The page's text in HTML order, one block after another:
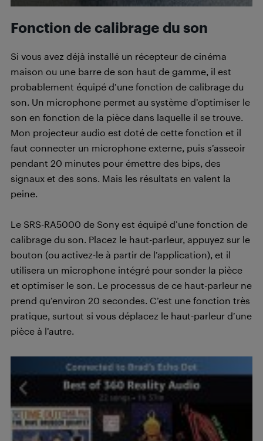
Fonction de calibrage du son
Si vous avez déjà installé un récepteur de cinéma
maison ou une barre de son haut de gamme, il est
probablement équipé d’une fonction de calibrage du
son. Un microphone permet au système d’optimiser le
son en fonction de la pièce dans laquelle il se trouve.
Mon projecteur audio est doté de cette fonction et il
faut connecter un microphone externe, puis s’asseoir
pendant 20 minutes pour émettre des bips, des
signaux et des sons. Mais les résultats en valent la
peine.
Le SRS-RA5000 de Sony est équipé d’une fonction de
calibrage du son. Placez le haut-parleur, appuyez sur le
bouton (ou activez-le à partir de l’application), et il
utilisera un microphone intégré pour sonder la pièce
et optimiser le son. Le processus de ce haut-parleur ne
prend qu’environ 20 secondes. C’est une fonction très
pratique, surtout si vous déplacez le haut-parleur d’une
pièce à l’autre.